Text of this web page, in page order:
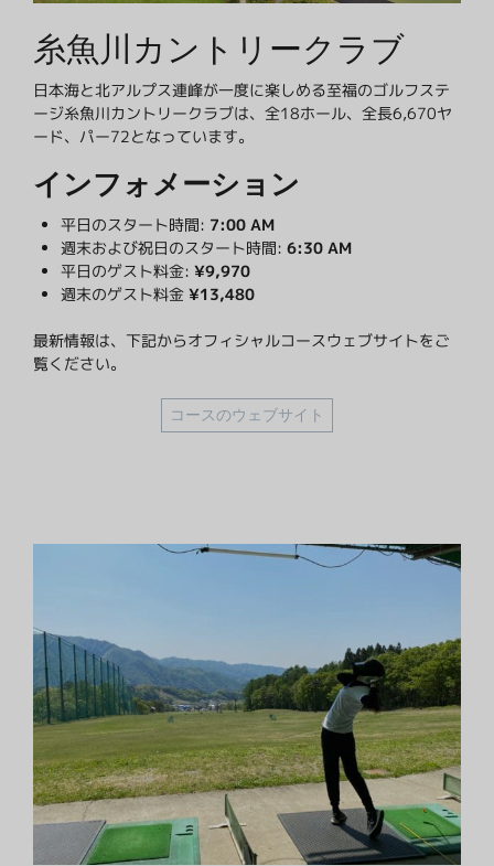
糸魚川カントリークラブ
日本海と北アルプス連峰が一度に楽しめる至福のゴルフステ
ージ糸魚川カントリークラブは、全18ホール、全長6,670ヤ
ード、パー72となっています。
インフォメーション
平日のスタート時間: 7:00 AM
週末および祝日のスタート時間: 6:30 AM
平日のゲスト料金: ¥9,970
週末のゲスト料金 ¥13,480
最新情報は、下記からオフィシャルコースウェブサイトをご
覧ください。
コースのウェブサイト